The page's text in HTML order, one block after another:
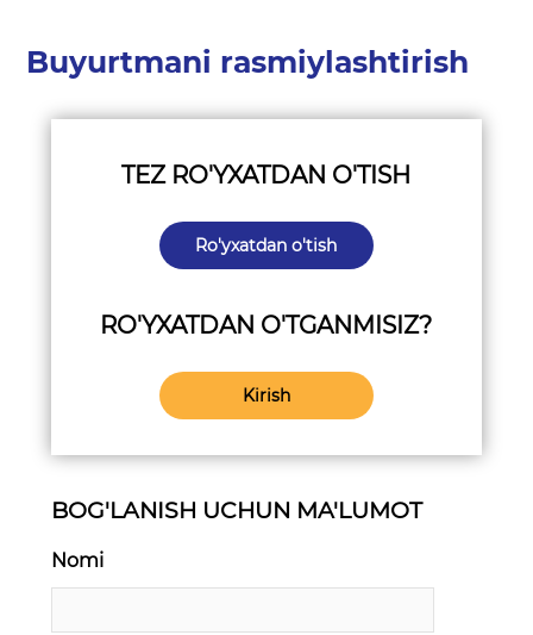
Buyurtmani rasmiylashtirish
TEZ RO'YXATDAN O'TISH
Ro'yxatdan o'tish
RO'YXATDAN O'TGANMISIZ?
Kirish
BOG'LANISH UCHUN MA'LUMOT
Nomi